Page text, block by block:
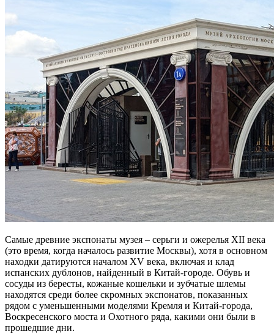
Самые древние экспонаты музея – серьги и ожерелья XII века
(это время, когда началось развитие Москвы), хотя в основном
находки датируются началом XV века, включая и клад
испанских дублонов, найденный в Китай-городе. Обувь и
сосуды из бересты, кожаные кошельки и зубчатые шлемы
находятся среди более скромных экспонатов, показанных
рядом с уменьшенными моделями Кремля и Китай-города,
Воскресенского моста и Охотного ряда, какими они были в
прошедшие дни.